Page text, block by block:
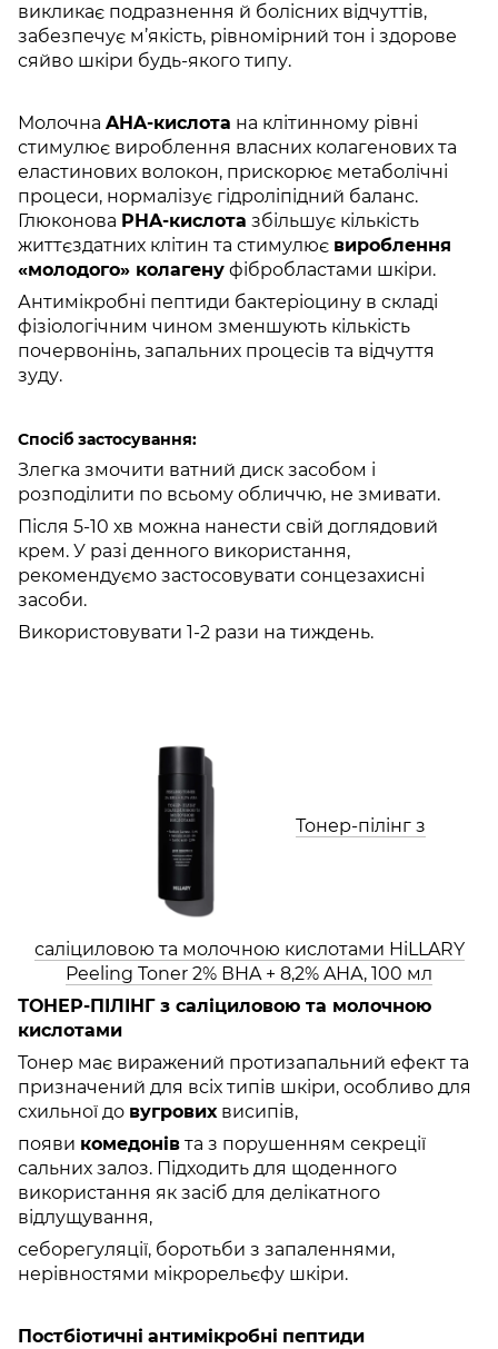
викликає подразнення й болісних відчуттів,
забезпечує м’якість, рівномірний тон і здорове
сяйво шкіри будь-якого типу.
Молочна AHA-кислота на клітинному рівні
стимулює вироблення власних колагенових та
еластинових волокон, прискорює метаболічні
процеси, нормалізує гідроліпідний баланс.
Глюконова PHA-кислота збільшує кількість
життєздатних клітин та стимулює вироблення
«молодого» колагену фібробластами шкіри.
Антимікробні пептиди бактеріоцину в складі
фізіологічним чином зменшують кількість
почервонінь, запальних процесів та відчуття
зуду.
Спосіб застосування:
Злегка змочити ватний диск засобом і
розподілити по всьому обличчю, не змивати.
Після 5-10 хв можна нанести свій доглядовий
крем. У разі денного використання,
рекомендуємо застосовувати сонцезахисні
засоби.
Використовувати 1-2 рази на тиждень.
Тонер-пілінг з
саліциловою та молочною кислотами HiLLARY
Peeling Toner 2% ВHA + 8,2% AНА, 100 мл
ТОНЕР-ПІЛІНГ з саліциловою та молочною
кислотами
Тонер має виражений протизапальний ефект та
призначений для всіх типів шкіри, особливо для
схильної до вугровихвисипів,
появи комедонів та з порушенням секреції
сальних залоз. Підходить для щоденного
використання як засіб для делікатного
відлущування,
себорегуляції, боротьби з запаленнями,
нерівностями мікрорельєфу шкіри.
Постбіотичні антимікробні пептиди